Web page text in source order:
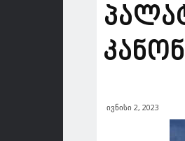
ივნისი 2, 2023